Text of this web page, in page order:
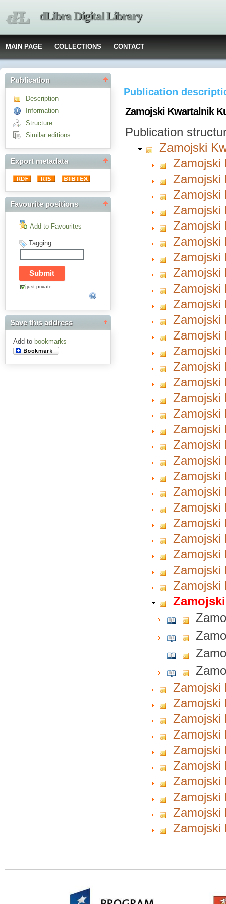
dLibra Digital Library
MAIN PAGE COLLECTIONS CONTACT
Publication
Description
Information
Structure
Similar editions
Export metadata
Favourite positions
Add to Favourites
Tagging
just private
Save this address
Add to bookmarks
Publication
Zamojski Kwartalnik
Publication
Zamojski
Zamojski
Zamojski
Zamojski
Zamojski
Zamojski
Zamojski
Zamojski
Zamojski
Zamojski
Zamojski
Zamojski
Zamojski
Zamojski
Zamojski
Zamojski
Zamojski
Zamojski
Zamojski
Zamojski
Zamojski
Zamojski
Zamojski
Zamojski
Zamojski
Zamojski
Zamojski
Zamojski
Zamojski
Zamojski
Zamojski
Zamojski
Zamojski
Zamojski
Zamojski
Zamojski
Zamojski
Zamojski
Zamojski